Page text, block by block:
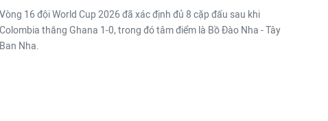
Vòng 16 đội World Cup 2026 đã xác định đủ 8 cặp đấu sau khi
Colombia thắng Ghana 1-0, trong đó tâm điểm là Bồ Đào Nha - Tây
Ban Nha.